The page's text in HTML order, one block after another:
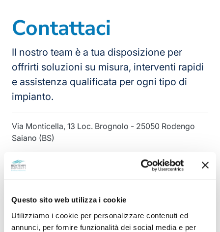
Questo sito web utilizza i cookie
Utilizziamo i cookie per personalizzare contenuti ed
annunci, per fornire funzionalità dei social media e per
Contattaci
Il nostro team è a tua disposizione per
offrirti soluzioni su misura, interventi rapidi
e assistenza qualificata per ogni tipo di
impianto.
Via Monticella, 13 Loc. Brognolo - 25050 Rodengo
Saiano (BS)
Tel:
Whatsapp:
Email:info@bontempiimpianti.it